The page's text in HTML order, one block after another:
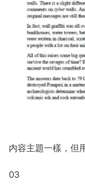
内容主題一樣，但
03